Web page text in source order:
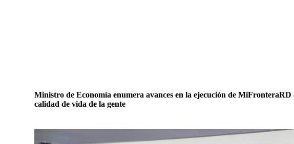
Ministro de Economía enumera avances en la ejecución de
calidad de vida de la gente